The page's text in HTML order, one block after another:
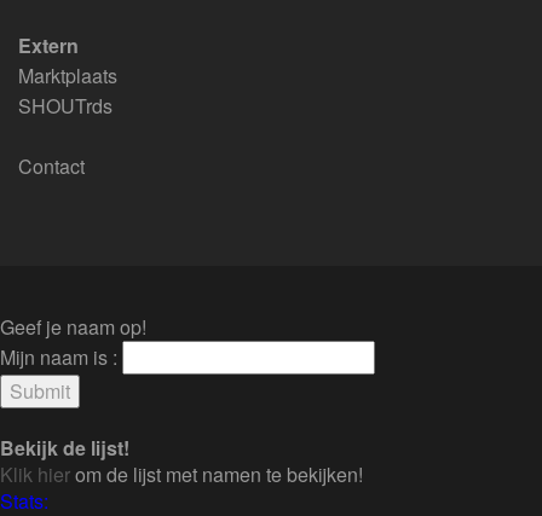
Extern
Marktplaats
SHOUTrds
Contact
Geef je naam op!
Mijn naam is :
Bekijk de lijst!
Klik hierom de lijst met namen te bekijken!
Stats: